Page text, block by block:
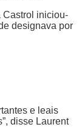
Castrol iniciou-
designava por
e leais
disse Laurent